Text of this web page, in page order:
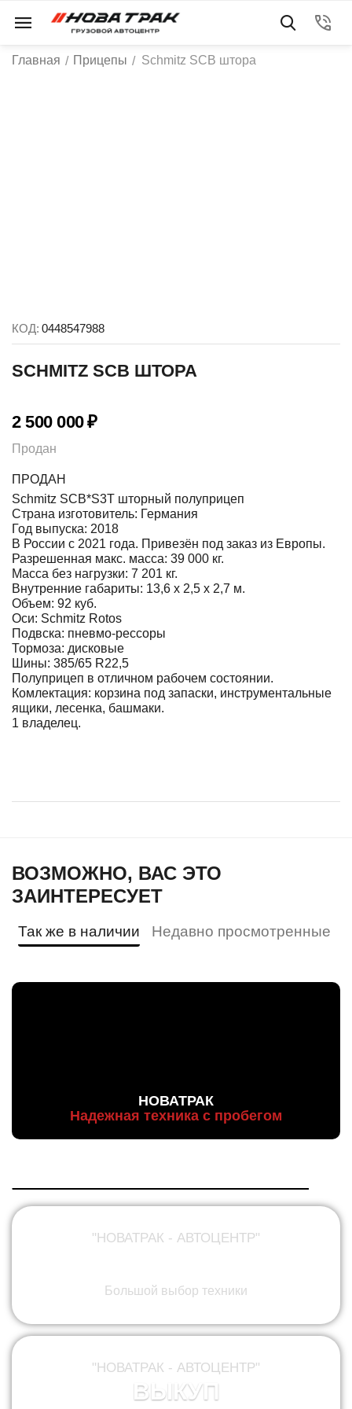
Главная / Прицепы / Schmitz SCB штора
КОД: 0448547988
SCHMITZ SCB ШТОРА
2 500 000₽
Продан
ПРОДАН
Schmitz SCB*S3T шторный полуприцеп
Страна изготовитель: Германия
Год выпуска: 2018
В России с 2021 года. Привезён под заказ из Европы.
Разрешенная макс. масса: 39 000 кг.
Масса без нагрузки: 7 201 кг.
Внутренние габариты: 13,6 х 2,5 х 2,7 м.
Объем: 92 куб.
Оси: Schmitz Rotos
Подвска: пневмо-рессоры
Тормоза: дисковые
Шины: 385/65 R22,5
Полуприцеп в отличном рабочем состоянии.
Комлектация: корзина под запаски, инструментальные
ящики, лесенка, башмаки.
1 владелец.
ВОЗМОЖНО, ВАС ЭТО
ЗАИНТЕРЕСУЕТ
Так же в наличии Недавно просмотренные
НОВАТРАК
Надежная техника с пробегом
"НОВАТРАК - АВТОЦЕНТР"
Большой выбор техники
"НОВАТРАК - АВТОЦЕНТР"
ВЫКУП